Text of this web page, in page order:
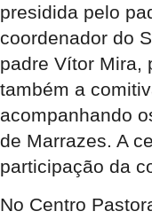
presidida pelo
coordenador do
padre Vítor Mira,
também a
acompanhando
de Marrazes. A
participação da
No Centro